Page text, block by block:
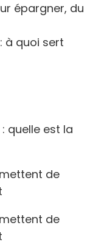
épargner, du
à quoi sert
quelle est la
de
de